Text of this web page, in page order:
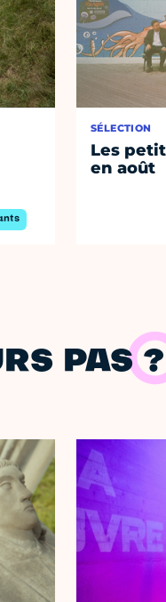
SÉLECTION
Les
en août
PAS ?